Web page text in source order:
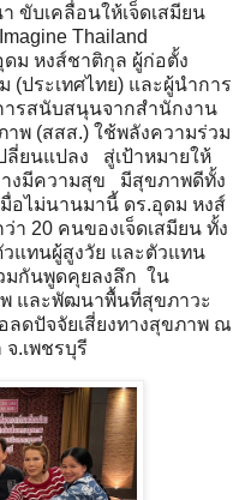
ขับเคลื่อนให้เจ็ดเสมียน
Thailand
ดม หงส์ชาติกุล ผู้ก่อตั้ง
(ประเทศไทย) และผู้นำการ
รสนับสนุนจากสำนักงาน
พ (สสส.) ใช้พลังความร่วม
ลี่ยนแปลง สู่เป้าหมายให้
างมีความสุข มีสุขภาพดีทั้ง
มื่อไม่นานมานี้ ดร.อุดม หงส์
า 20 คนของเจ็ดเสมียน ทั้ง
แทนผู้สูงวัย และตัวแทน
มกันพูดคุยลงลึก ใน
และพัฒนาพื้นที่สุขภาวะ
ดปัจจัยเสี่ยงทางสุขภาพ ณ
.เพชรบุรี